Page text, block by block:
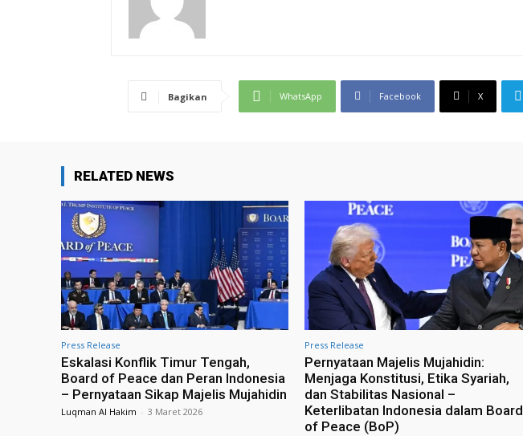
Bagikan WhatsApp Facebook X
RELATED NEWS
Press Release
Eskalasi Konflik Timur Tengah,
Board of Peace dan Peran Indonesia
– Pernyataan Sikap Majelis Mujahidin
Luqman Al Hakim - 3 Maret 2026
Press Release
Pernyataan Majelis Mujahidin:
Menjaga Konstitusi, Etika Syariah,
dan Stabilitas Nasional –
Keterlibatan Indonesia dalam Board
of Peace (BoP)